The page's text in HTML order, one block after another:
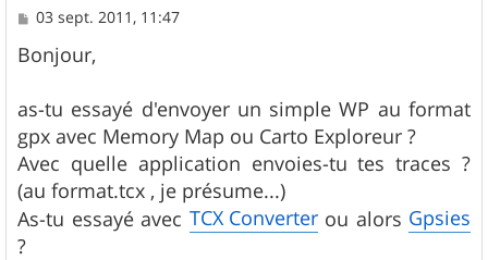
M
s
s
g
e
03 sept. 2011, 11:47
Bonjour,
as-tu essayé d'envoyer un simple WP au format
gpx avec Memory Map ou Carto Exploreur ?
Avec quelle application envoies-tu tes traces ?
(au format.tcx , je présume...)
As-tu essayé avec TCX Converterou alors Gpsies
?